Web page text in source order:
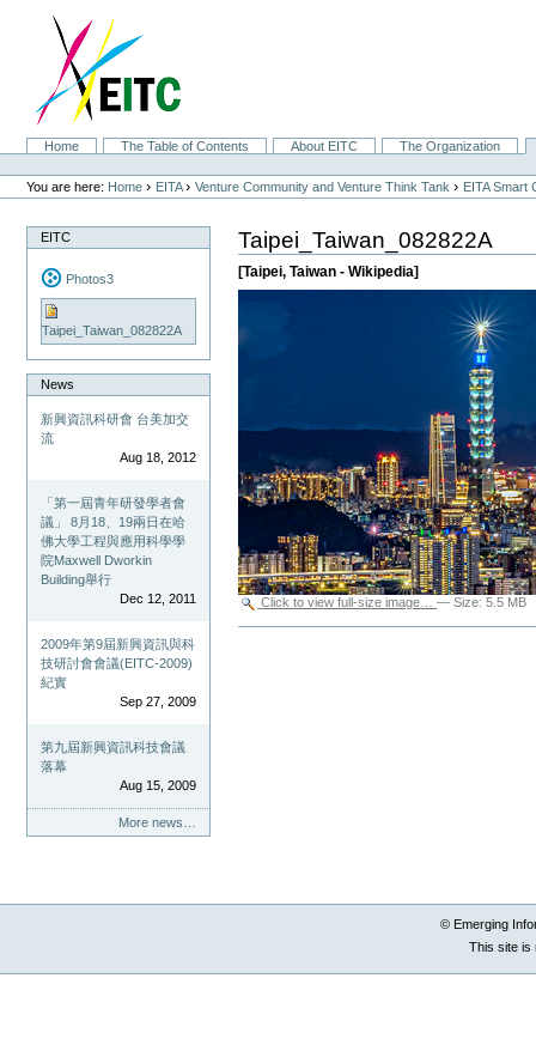
navigation
SectionsHome The Table of Contents About EITC
The Organization
Personal
tools
You are here: Home › EITA ›Venture Community and Venture Think Tank › EITA Smart
EITC
Photos3
Taipei_Taiwan_082822A
News
新興資訊科研會 台美加交
流
Aug 18, 2012
「第一屆青年研發學者會
議」 8月18、19兩日在哈
佛大學工程與應用科學學
院Maxwell Dworkin
Building舉行
Dec 12, 2011
2009年第9屆新興資訊與科
技研討會會議(EITC-2009)
紀實
Sep 27, 2009
第九屆新興資訊科技會議
落幕
Aug 15, 2009
More news…
Taipei_Taiwan_082822A
[Taipei, Taiwan - Wikipedia]
Click to view full-size image… —Size:5.5 MB
© Emerging
This site is